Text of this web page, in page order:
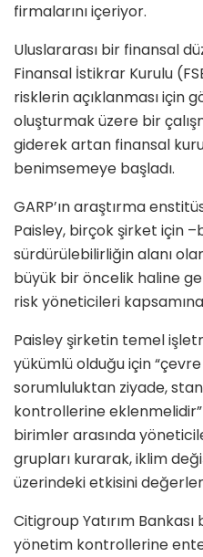
firmalarını içeriyor.
Uluslararası bir finansal
Finansal İstikrar Kurulu
risklerin açıklanması için
oluşturmak üzere bir
giderek artan finansal
benimsemeye başladı.
GARP’ın araştırma
Paisley, birçok şirket için
sürdürülebilirliğin alanı
büyük bir öncelik haline
risk yöneticileri
Paisley şirketin temel
yükümlü olduğu için
sorumluluktan ziyade,
kontrollerine
birimler arasında
grupları kurarak, iklim
üzerindeki etkisini
Citigroup Yatırım
yönetim kontrollerine